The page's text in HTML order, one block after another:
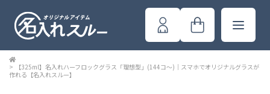
>
【325ml】名入れハーフロックグラス「理想型」(144コ～)｜スマホでオリジナルグラスが
作れる【名入れスルー】